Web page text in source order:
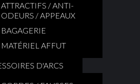
ATTRACTIFS / ANTI-
ODEURS / APPEAUX
BAGAGERIE
MATÉRIEL AFFUT
D'ARCS